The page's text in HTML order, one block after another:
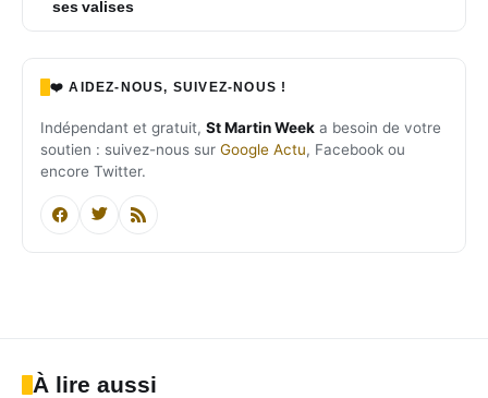
ses valises
❤️ AIDEZ-NOUS, SUIVEZ-NOUS !
Indépendant et gratuit, St Martin Week a besoin de votre
soutien : suivez-nous sur Google Actu, Facebook ou
encore Twitter.
À lire aussi